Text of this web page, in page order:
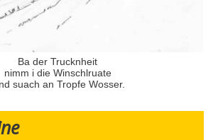
Ba der Trucknheit
nimm i die Winschlruate
suach an Tropfe Wosser.